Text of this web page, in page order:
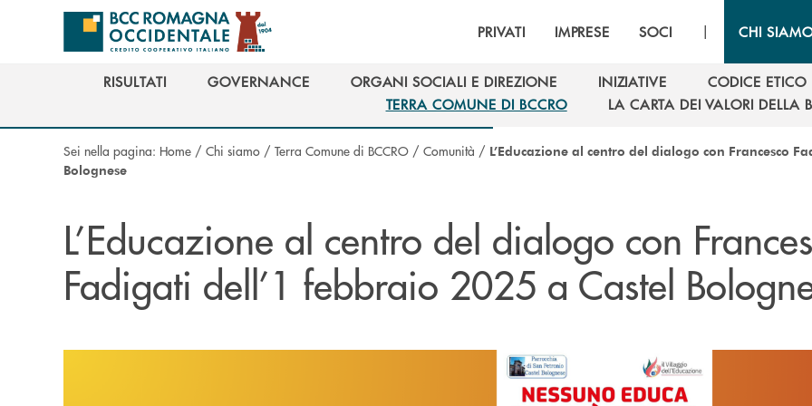
Salta al contenuto principale
PRIVATI IMPRESE SOCI | CHI
RISULTATI
GOVERNANCE
ORGANI SOCIALI E DIREZIONE
ORGANI SOCIALI E DIREZIONE
INIZIATIVE
INIZIATIVE
CODICE ETICO
CODICE ETICO
TERRA COMUNE DI BCCRO
TERRA COMUNE DI BCCRO
LA CARTA DEI VALORI DELLA
Sei nella pagina: Home / Chi siamo / Terra Comune di BCCRO / Comunità / L’Educazione al centro del dialogo con Francesco
Bolognese
L’Educazione al centro del dialogo con
Fadigati dell’1 febbraio 2025 a Castel